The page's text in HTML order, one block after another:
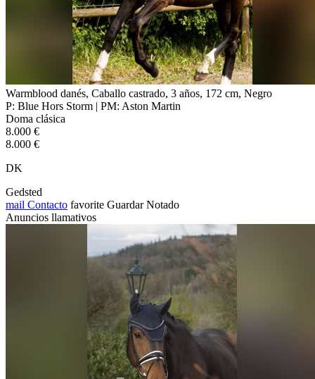
Warmblood danés, Caballo castrado, 3 años, 172 cm, Negro
P: Blue Hors Storm | PM: Aston Martin
Doma clásica
8.000 €
8.000 €
DK
Gedsted
mail Contacto favorite Guardar Notado
Anuncios llamativos